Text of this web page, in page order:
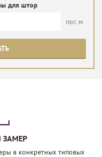
для штор
пог. м
ЗАМЕР
в конкретных типовых